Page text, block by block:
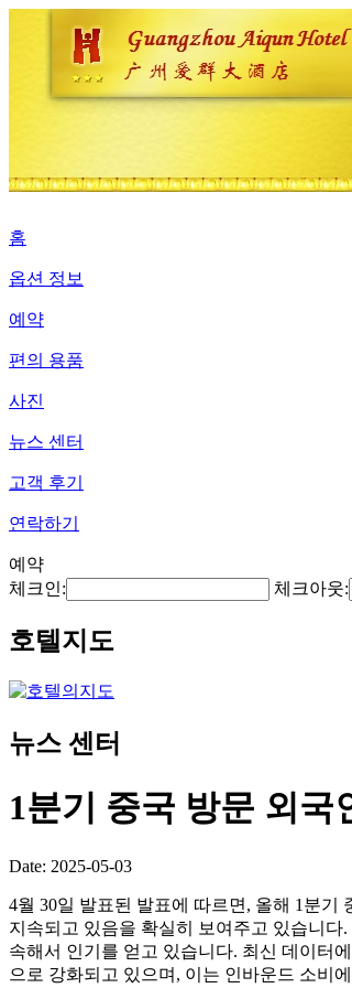
홈
옵션 정보
예약
편의 용품
사진
뉴스 센터
고객 후기
연락하기
예약
체크인:
체크아웃:
호텔지도
뉴스 센터
1분기 중국 방문 외국
Date: 2025-05-03
4월 30일 발표된 발표에 따르면, 올해 1분기
지속되고 있음을 확실히 보여주고 있습니
속해서 인기를 얻고 있습니다. 최신 데이터
으로 강화되고 있으며, 이는 인바운드 소비